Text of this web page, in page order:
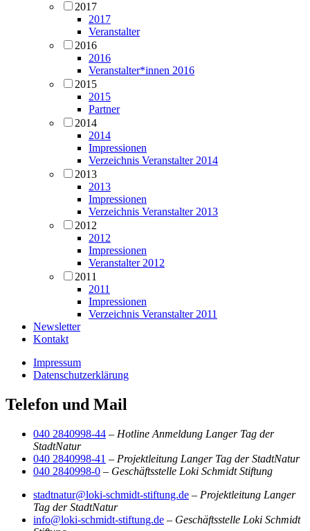
2017
2017
Veranstalter
2016
2016
Veranstalter*innen 2016
2015
2015
Partner
2014
2014
Impressionen
Verzeichnis Veranstalter 2014
2013
2013
Impressionen
Verzeichnis Veranstalter 2013
2012
2012
Impressionen
Veranstalter 2012
2011
2011
Impressionen
Verzeichnis Veranstalter 2011
Newsletter
Kontakt
Impressum
Datenschutzerklärung
Telefon und Mail
040 2840998-44 – Hotline Anmeldung Langer Tag der
StadtNatur
040 2840998-41 – Projektleitung Langer Tag der StadtNatur
040 2840998-0 – Geschäftsstelle Loki Schmidt Stiftung
stadtnatur@loki-schmidt-stiftung.de – Projektleitung Langer
Tag der StadtNatur
info@loki-schmidt-stiftung.de – Geschäftsstelle Loki Schmidt